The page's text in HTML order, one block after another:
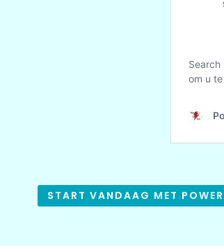
START VANDAAG MET